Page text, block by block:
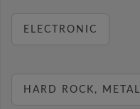
ELECTRONIC
HARD ROCK, METAL